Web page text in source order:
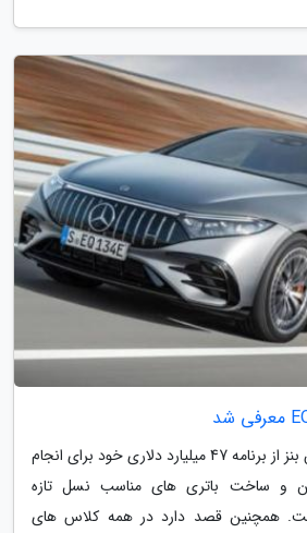
در آغاز سال 2021 مرسدس بنز از برنامه 47 میلیارد دلاری خود برای انجام
و ساخت باتری های مناسب نسل تازه
همچنین قصد دارد در همه کلاس های